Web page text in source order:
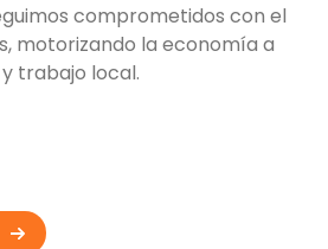
comprometidos con el
motorizando la economía a
trabajo local.